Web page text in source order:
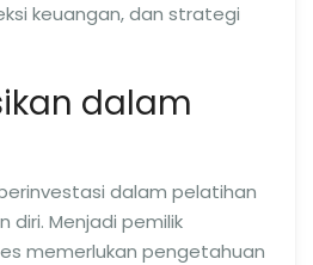
keuangan, dan strategi
dalam
dalam pelatihan
Menjadi pemilik
memerlukan pengetahuan